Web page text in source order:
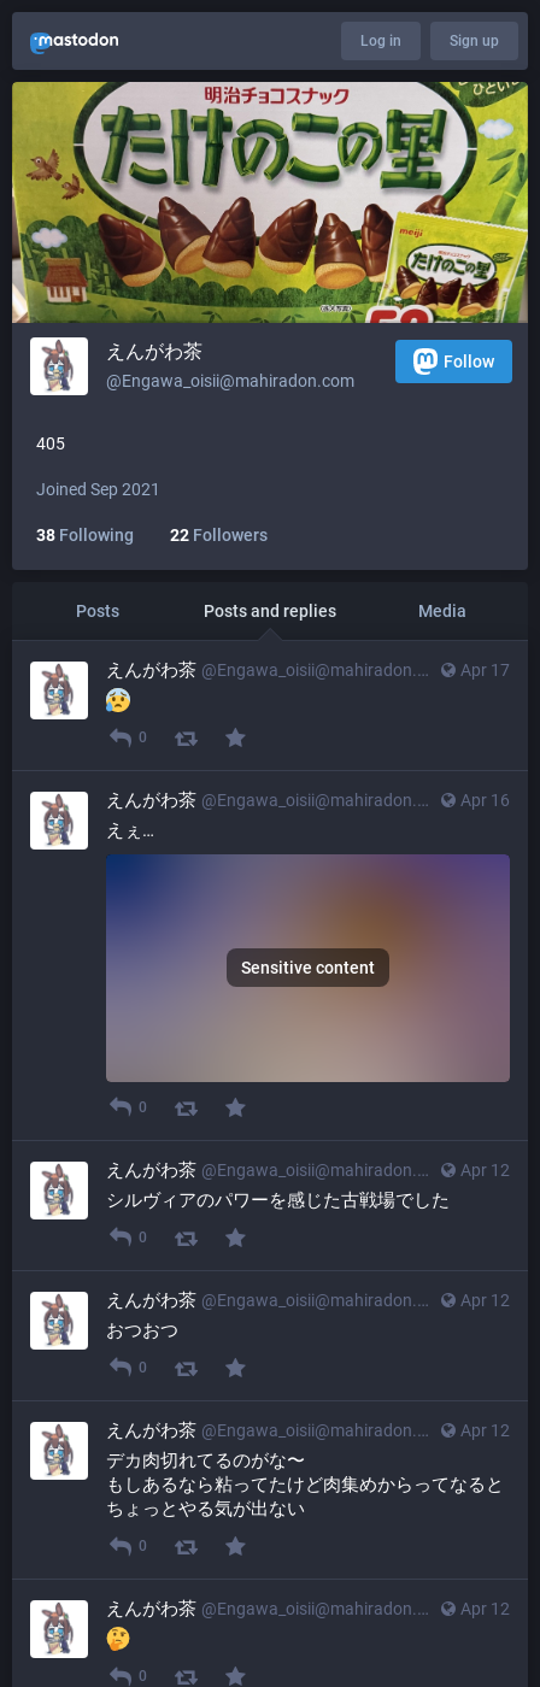
Log in Sign up
えんがわ茶
@Engawa_oisii@mahiradon.com
Follow
405
Joined Sep 2021
38 Following 22 Followers
Posts Posts and replies Media
Apr 17
えんがわ茶 @Engawa_oisii@mahiradon.com
0
Apr 16
えんがわ茶 @Engawa_oisii@mahiradon.com
えぇ…
Sensitive content
0
Apr 12
えんがわ茶 @Engawa_oisii@mahiradon.com
シルヴィアのパワーを感じた古戦場でした
0
Apr 12
えんがわ茶 @Engawa_oisii@mahiradon.com
おつおつ
0
Apr 12
えんがわ茶 @Engawa_oisii@mahiradon.com
デカ肉切れてるのがな〜
もしあるなら粘ってたけど肉集めからってなると
ちょっとやる気が出ない
0
Apr 12
えんがわ茶 @Engawa_oisii@mahiradon.com
0